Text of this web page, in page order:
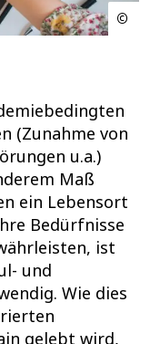
(Zunahme von
u.a.)
Maß
ein Lebensort
Bedürfnisse
ist
und
Wie dies
gelebt wird,